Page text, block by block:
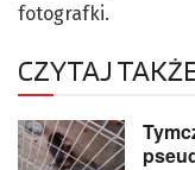
fotografki.
CZYTAJ